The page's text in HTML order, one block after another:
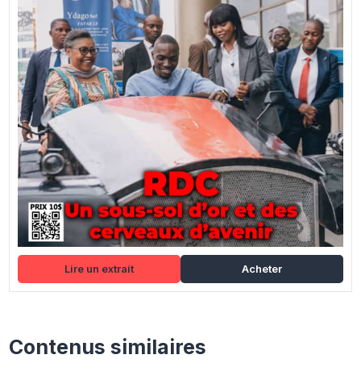
Lire un extrait Acheter
Contenus similaires